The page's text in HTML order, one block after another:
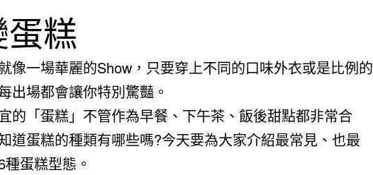
蛋糕
就像一場華麗的Show，只要穿上不同的口味外衣或是比例的
出場都會讓你特別驚豔。
的「蛋糕」不管作為早餐、下午茶、飯後甜點都非常合
道蛋糕的種類有哪些嗎?今天要為大家介紹最常見、也最
蛋糕型態。